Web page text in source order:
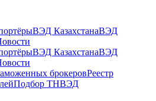
ВЭД КазахстанаВЭД
ВЭД КазахстанаВЭД
брокеровРеестр
Подбор ТНВЭД